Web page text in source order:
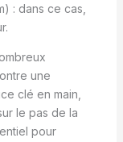
: dans ce cas,
une
clé en main,
le pas de la
pour